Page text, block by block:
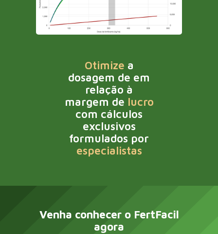
Otimize a
dosagem de em
relação à
margem de lucro
com cálculos
exclusivos
formulados por
especialistas
Venha conhecer o FertFacil
agora